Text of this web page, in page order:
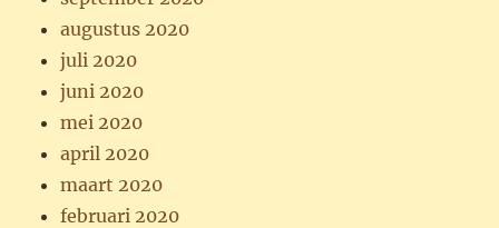
augustus 2020
juli 2020
juni 2020
mei 2020
april 2020
maart 2020
februari 2020